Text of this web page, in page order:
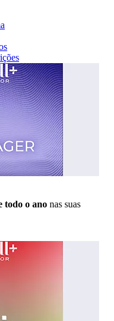
todo o ano nas suas